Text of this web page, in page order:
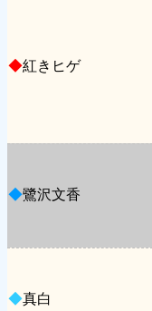
◆紅きヒゲ
◆鷺沢文香
◆真白